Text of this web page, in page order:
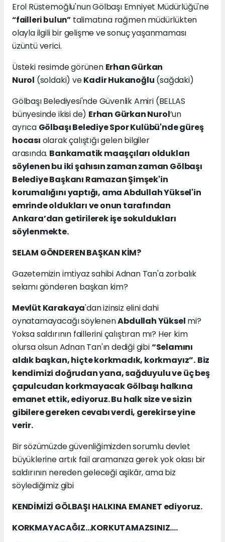
Erol Rüstemoğlu'nun Gölbaşı Emniyet Müdürlüğü'ne
“failleri bulun”talimatına rağmen müdürlükten
olayla ilgili bir gelişme ve sonuç yaşanmaması
üzüntü verici.
Üsteki resimde görünen Erhan Gürkan
Nurol (soldaki) veKadir Hukanoğlu (sağdaki)
Gölbaşı Belediyesi'nde Güvenlik Amiri (BELLAS
bünyesinde ikisi de) Erhan Gürkan Nurol’un
ayrıca Gölbaşı Belediye Spor Kulübü'nde güreş
hocası olarak çalıştığı gelen bilgiler
arasında. Bankamatik maaşçıları oldukları
söylenen bu iki şahısın zaman zaman Gölbaşı
Belediye Başkanı Ramazan Şimşek'in
korumalığını yaptığı, ama Abdullah Yüksel'in
emrinde oldukları ve onun tarafından
Ankara’dan getirilerek işe sokuldukları
söylenmekte.
SELAM GÖNDEREN BAŞKAN KİM?
Gazetemizin imtiyaz sahibi Adnan Tan'a zorbalık
selamı gönderen başkan kim?
Mevlüt Karakaya'dan izinsiz elini dahi
oynatamayacağı söylenenAbdullah Yüksel mi?
Yoksa saldırının faillerini çalıştıran mı? Her kim
olursa olsun Adnan Tan'ın dediği gibi“Selamını
aldık başkan, hiçte korkmadık, korkmayız”. Biz
kendimizi doğrudan yana, sağduyulu ve üç beş
çapulcudan korkmayacak Gölbaşı halkına
emanet ettik, ediyoruz. Bu halk size ve sizin
gibilere gereken cevabı verdi, gerekirse yine
verir.
Bir sözümüzde güvenliğimizden sorumlu devlet
büyüklerine artık fail aramanıza gerek yok olası bir
saldırının nereden geleceği aşikâr, ama biz
söylediğimiz gibi
KENDİMİZİ GÖLBAŞI HALKINA EMANET ediyoruz.
KORKMAYACAĞIZ…KORKUTAMAZSINIZ….